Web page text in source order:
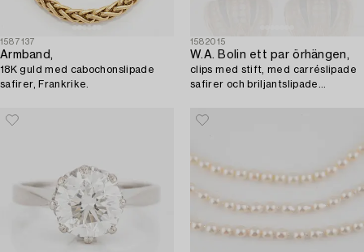
1587137
Armband,
18K guld med cabochonslipade
safirer, Frankrike.
1582015
W.A. Bolin ett par örhängen,
clips med stift, med carréslipade
safirer och briljantslipade